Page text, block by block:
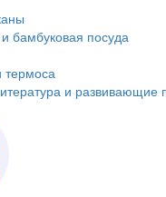
бамбуковая посуда
термоса
и развивающие